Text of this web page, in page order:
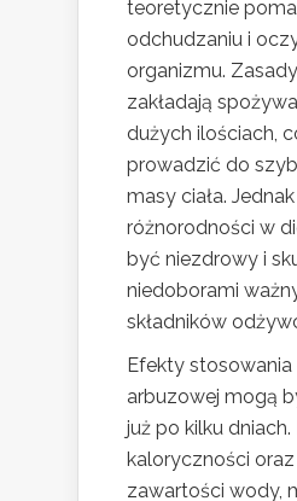
teoretycznie
odchudzaniu i
organizmu.
zakładają
dużych ilościach,
prowadzić do
masy ciała.
różnorodności w
być niezdrowy i
niedoborami
składników
Efekty
arbuzowej mogą
już po kilku dniach.
kaloryczności
zawartości wody,